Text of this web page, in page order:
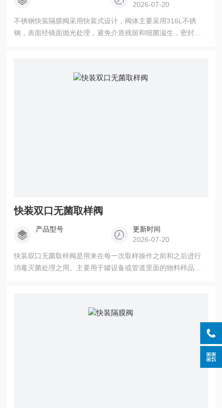
2026-07-20
不锈钢快装隔膜阀采用快装式设计，阀体主要采用316L不锈
钢，表面经镜面抛光处理，避免介质残留和细菌滋生，密封部
快装双口无菌取样阀
产品型号
更新时间
2026-07-20
快装双口无菌取样阀是用来在每一次取样操作之前和之后进行
消毒灭菌处理之用。主要用于罐设备或管道里面的物料样品采